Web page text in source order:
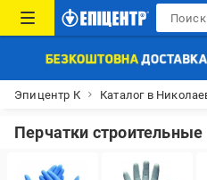
Эпицентр К Каталог в
Перчатки